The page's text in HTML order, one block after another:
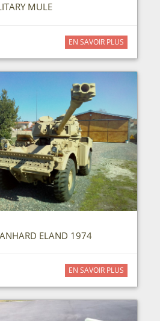
MULE
EN SAVOIR PLUS
ELAND 1974
EN SAVOIR PLUS